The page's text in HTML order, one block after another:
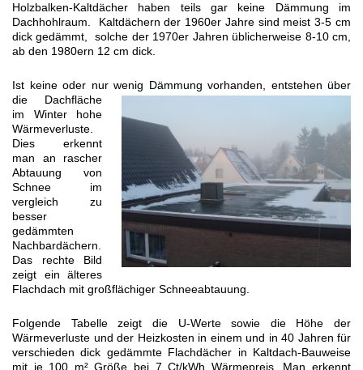
Holzbalken-Kaltdächer haben teils gar keine Dämmung im
Dachhohlraum. Kaltdächern der 1960er Jahre sind meist 3-5 cm
dick gedämmt, solche der 1970er Jahren üblicherweise 8-10 cm,
ab den 1980ern 12 cm dick.
Ist keine oder nur wenig Dämmung vorhanden, entstehen über
die Dachfläche
im Winter hohe
Wärmeverluste.
Dies erkennt
man an rascher
Abtauung von
Schnee im
vergleich zu
besser
gedämmten
Nachbardächern.
Das rechte Bild
zeigt ein älteres
Flachdach mit großflächiger Schneeabtauung.
Folgende Tabelle zeigt die U-Werte sowie die Höhe der
Wärmeverluste und der Heizkosten in einem und in 40 Jahren für
verschieden dick gedämmte Flachdächer in Kaltdach-Bauweise
mit je 100 m² Größe bei 7 Ct/kWh Wärmepreis. Man erkennt